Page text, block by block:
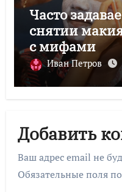
Часто
снятии
с мифами
Иван Петров
Добавить
Ваш адрес email не
Обязательные поля